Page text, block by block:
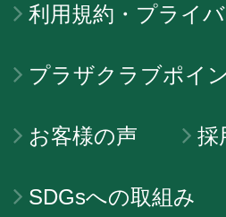
利用規約・プライ
プラザクラブポイ
お客様の声 採
SDGsへの取組み